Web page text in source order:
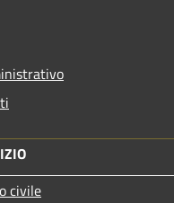
civile